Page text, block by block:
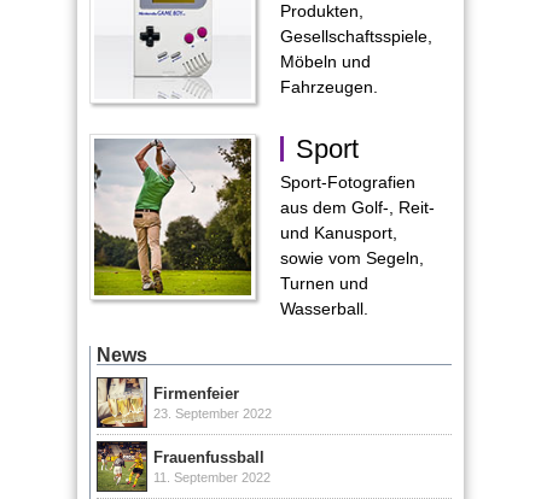
Produkten,
Gesellschaftsspiele,
Möbeln und
Fahrzeugen.
Sport
Sport-Fotografien
aus dem Golf-, Reit-
und Kanusport,
sowie vom Segeln,
Turnen und
Wasserball.
News
Firmenfeier
23. September 2022
Frauenfussball
11. September 2022